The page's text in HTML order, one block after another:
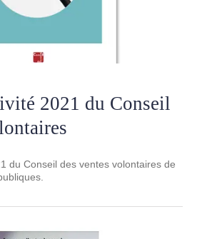
2021 du Conseil
du Conseil des ventes volontaires de